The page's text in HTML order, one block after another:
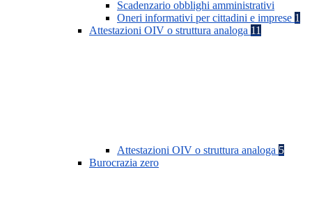
Scadenzario obblighi amministrativi
Oneri informativi per cittadini e imprese 1
Attestazioni OIV o struttura analoga 11
Attestazioni OIV o struttura analoga 5
Burocrazia zero